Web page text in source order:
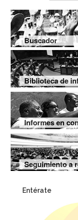
Buscador
Biblioteca de
Informes en
Seguimiento a
Entérate